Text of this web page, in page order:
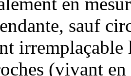
sauf
irremplaçable
(vivant